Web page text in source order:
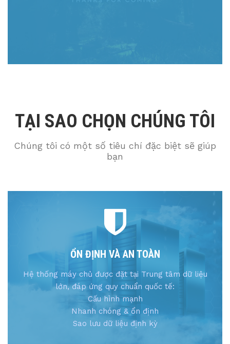
TẠI SAO CHỌN CHÚNG TÔI
Chúng tôi có một số tiêu chí đặc biệt sẽ giúp
bạn
ỔN ĐỊNH VÀ AN TOÀN
Hệ thống máy chủ được đặt tại Trung tâm dữ liệu
lớn, đáp ứng quy chuẩn quốc tế:
Cấu hình mạnh
Nhanh chóng & ổn định
Sao lưu dữ liệu định kỳ